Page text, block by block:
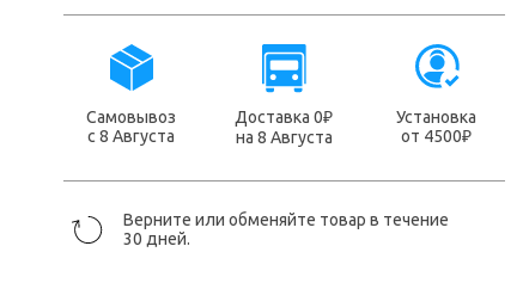
Самовывоз
с 8 Августа
Доставка 0₽
на 8 Августа
Установка
от 4500₽
Верните или обменяйте товар в течение
30 дней.